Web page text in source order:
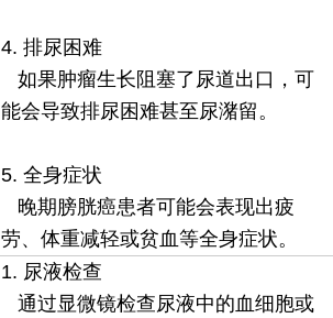
4. 排尿困难
如果肿瘤生长阻塞了尿道出口，可
能会导致排尿困难甚至尿潴留。
5. 全身症状
晚期膀胱癌患者可能会表现出疲
劳、体重减轻或贫血等全身症状。
1. 尿液检查
通过显微镜检查尿液中的血细胞或